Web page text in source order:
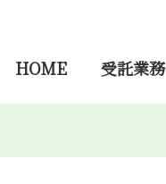
HOME 受託業務